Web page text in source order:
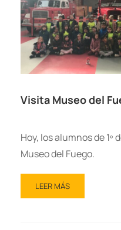
Visita Museo del
Hoy, los alumnos de
Museo del Fuego.
LEER MÁS